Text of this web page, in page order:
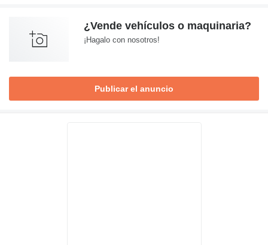
¿Vende vehículos o maquinaria?
¡Hagalo con nosotros!
Publicar el anuncio